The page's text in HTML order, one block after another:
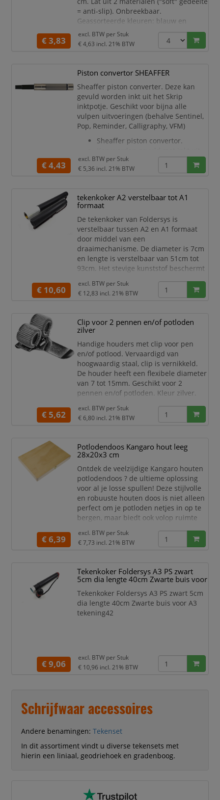
= anti-slip). Onbreekbaar.
Geassorteerde kleuren: blauw en
groen.
€ 3,83
excl. BTW per Stuk
€ 4,63 incl. 21% BTW
Piston convertor SHEAFFER
Sheaffer piston converter. Deze kan
gevuld worden inkt uit het Skrip
inktpotje. Geschikt voor bijna alle
vulpen uitvoeringen (behalve Sentinel,
Pop, Reminder, Calligraphy, VFM)
Sheaffer piston convertor.
het Skrip inktpotje.
Geschikt voor bijna alle vulpen
VFM).
€ 4,43
excl. BTW per Stuk
€ 5,36 incl. 21% BTW
tekenkoker A2 verstelbaar tot A1
formaat
De tekenkoker van Foldersys is
verstelbaar tussen A2 en A1 formaat
door middel van een
draaimechanisme. De diameter is 7cm
en lengte is verstelbaar van 51cm tot
93cm. Het stevige kunststof beschermt
optimaal en met de draagriem is de
koker makkelijk mee te nemen.
€ 10,60
excl. BTW per Stuk
€ 12,83 incl. 21% BTW
Clip voor 2 pennen en/of potloden
zilver
Handige houders met clip voor pen
en/of potlood. Vervaardigd van
hoogwaardig staal, clip is vernikkeld.
De houder heeft een flexibele diameter
van 7 tot 15mm. Geschikt voor 2
pennen en/of potloden. Kleur zilver.
Terry clip voor 2 pennen en/of
potloden.
een clip voor twee pennen en/of
potloden.
Het is vervaardigd van
hoogwaardig staal en de clip is
vermikkeld.
De houder heeft een flexibele
diameter van 7 tot
€ 5,62
excl. BTW per Stuk
€ 6,80 incl. 21% BTW
Potlodendoos Kangaro hout leeg
28x20x3 cm
Ontdek de veelzijdige Kangaro houten
potlodendoos ? de ultieme oplossing
voor al je losse spullen! Deze stijlvolle
en robuuste houten doos is niet alleen
perfect om je potloden netjes in op te
bergen, maar biedt ook volop ruimte
meer. De potlodendoos heeft een
afmeting van 28 x 20 x 3 cm en is
opbergdoos is compact genoeg om
overal mee naartoe te nemen, maar
ruim genoeg om al
€ 6,39
excl. BTW per Stuk
€ 7,73 incl. 21% BTW
Tekenkoker Foldersys A3 PS zwart
5cm dia lengte 40cm Zwarte buis voor
Tekenkoker Foldersys A3 PS zwart 5cm
dia lengte 40cm Zwarte buis voor A3
tekening42
€ 9,06
excl. BTW per Stuk
€ 10,96 incl. 21% BTW
Schrijfwaar accessoires
Andere benamingen: Tekenset
In dit assortiment vindt u diverse tekensets met
hierin een liniaal, geodriehoek en gradenboog.